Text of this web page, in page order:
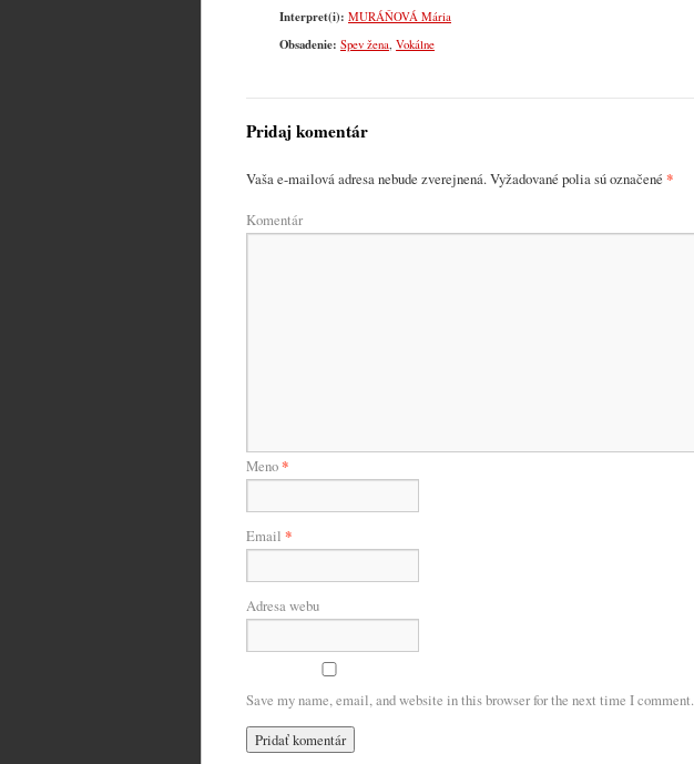
Interpret(i): MURÁŇOVÁ Mária
Obsadenie: Spev žena, Vokálne
Pridaj komentár
Vaša e-mailová adresa nebude zverejnená.Vyžadované polia sú označené *
Komentár
Meno*
Email *
Adresa webu
Save my name, email, and website in this browser for the next time I comment.